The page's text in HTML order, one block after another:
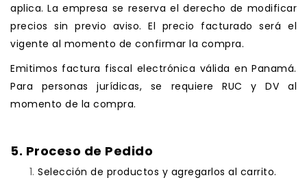
aplica. La empresa se reserva el derecho de modificar
precios sin previo aviso. El precio facturado será el
vigente al momento de confirmar la compra.
Emitimos factura fiscal electrónica válida en Panamá.
Para personas jurídicas, se requiere RUC y DV al
momento de la compra.
5. Proceso de Pedido
Selección de productos y agregarlos al carrito.